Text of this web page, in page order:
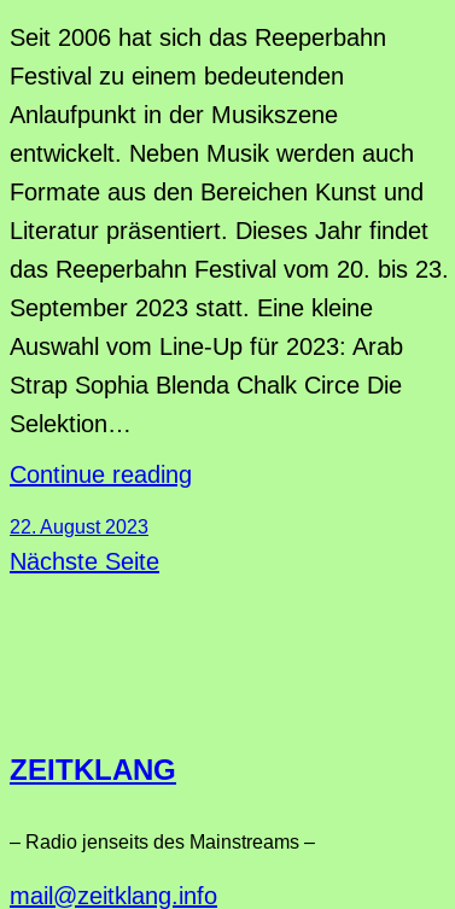
Seit 2006 hat sich das Reeperbahn
Festival zu einem bedeutenden
Anlaufpunkt in der Musikszene
entwickelt. Neben Musik werden auch
Formate aus den Bereichen Kunst und
Literatur präsentiert. Dieses Jahr findet
das Reeperbahn Festival vom 20. bis 23.
September 2023 statt. Eine kleine
Auswahl vom Line-Up für 2023: Arab
Strap Sophia Blenda Chalk Circe Die
Selektion…
Continue reading
22. August 2023
Nächste Seite
ZEITKLANG
– Radio jenseits des Mainstreams –
mail@zeitklang.info